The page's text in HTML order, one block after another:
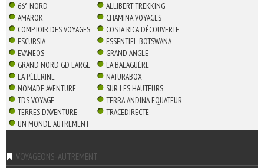
66° NORD
ALLIBERT TREKKING
AMAROK
CHAMINA VOYAGES
COMPTOIR DES VOYAGES
COSTA RICA DÉCOUVERTE
ESCURSIA
ESSENTIEL BOTSWANA
EVANEOS
GRAND ANGLE
GRAND NORD GD LARGE
LA BALAGUÈRE
LA PÈLERINE
NATURABOX
NOMADE AVENTURE
SUR LES HAUTEURS
TDS VOYAGE
TERRA ANDINA EQUATEUR
TERRES D'AVENTURE
TRACEDIRECTE
UN MONDE AUTREMENT
VOYAGEONS-AUTREMENT